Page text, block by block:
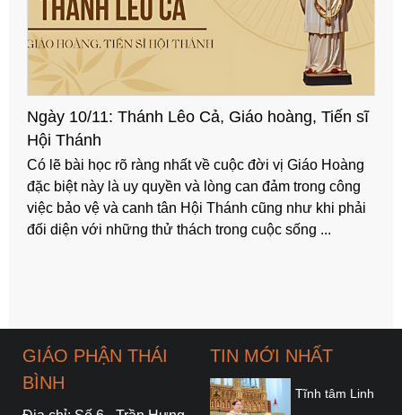
Ngày 04/11: Thánh Carôlô Borrômêô
Bất cứ làm công việc gì, bất hoàn cảnh nào, bất cứ ở
địa vị nào, chức vụ nào, thánh nhân cũng luôn làm vì
vinh quang Chúa Kitô. Thánh nhân đã phục vụ hết
mình, đã hy sinh hết mình tất cả cho Chúa và vì ...
GIÁO PHẬN THÁI
BÌNH
TIN MỚI NHẤT
Tĩnh tâm Linh